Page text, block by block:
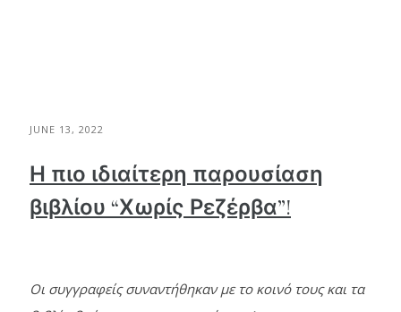
JUNE 13, 2022
Η πιο ιδιαίτερη παρουσίαση
βιβλίου “Χωρίς Ρεζέρβα”!
Οι συγγραφείς συναντήθηκαν με το κοινό τους και τα